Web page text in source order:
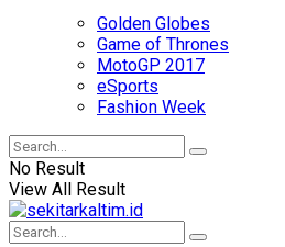
Golden Globes
Game of Thrones
MotoGP 2017
eSports
Fashion Week
No Result
View All Result